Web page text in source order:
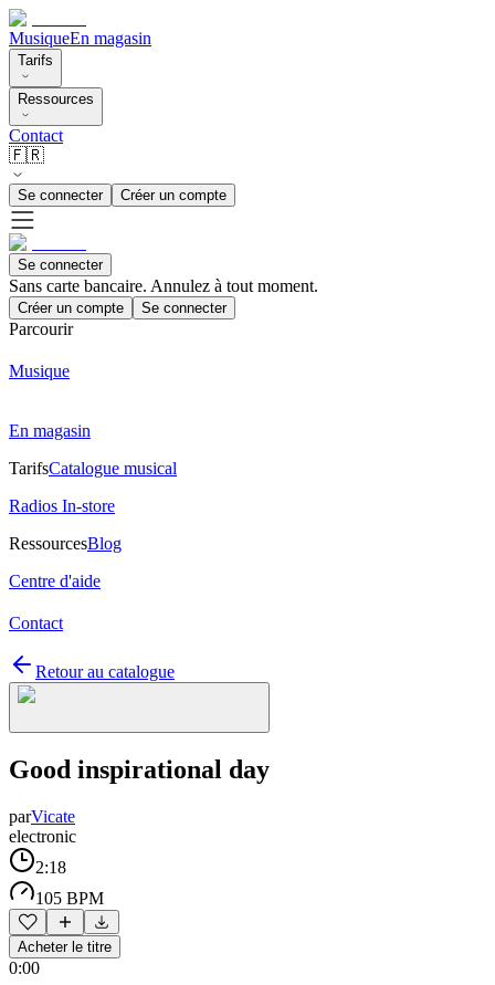
MusiqueEn magasin
Tarifs
Ressources
Contact
🇫🇷
Se connecter Créer un compte
Se connecter
Sans carte bancaire. Annulez à tout moment.
Créer un compte Se connecter
Parcourir
Musique
En magasin
TarifsCatalogue musical
Radios In-store
RessourcesBlog
Centre d'aide
Contact
Retour au catalogue
Good inspirational day
parVicate
electronic
2:18
105 BPM
Acheter le titre
0:00